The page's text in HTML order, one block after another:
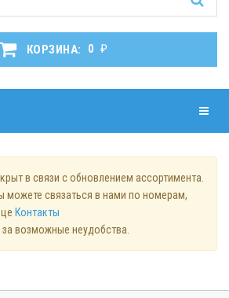
КОРЗИНА: 0 ₽
в связи с обновлением ассортимента.
можете связаться в нами по номерам,
Контакты
возможные неудобства.